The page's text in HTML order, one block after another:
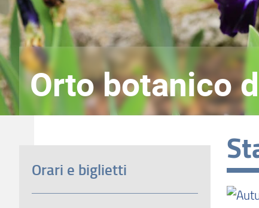
Orto botanico
Orari e biglietti